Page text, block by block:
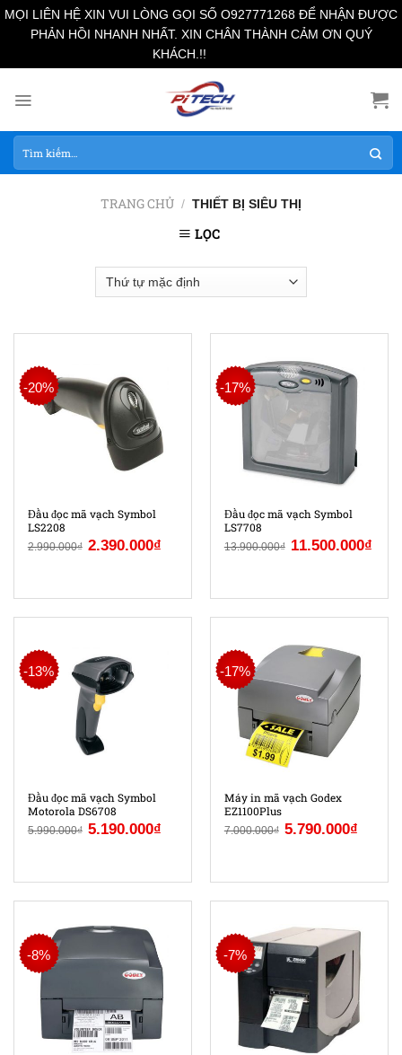
MỌI LIÊN HỆ XIN VUI LÒNG GỌI SỐ O927771268 ĐỂ NHẬN ĐƯỢC
PHẢN HỒI NHANH NHẤT. XIN CHÂN THÀNH CẢM ƠN QUÝ
KHÁCH.!!
Tìm
kiếm:
TRANG CHỦ / THIẾT BỊ SIÊU THỊ
LỌC
-20%
Đầu đọc mã vạch Symbol
LS2208
2.990.000₫ 2.390.000₫
-17%
Đầu đọc mã vạch Symbol
LS7708
13.900.000₫ 11.500.000₫
-13%
Đầu đọc mã vạch Symbol
Motorola DS6708
5.990.000₫ 5.190.000₫
-17%
Máy in mã vạch Godex
EZ1100Plus
7.000.000₫ 5.790.000₫
-8% -7%